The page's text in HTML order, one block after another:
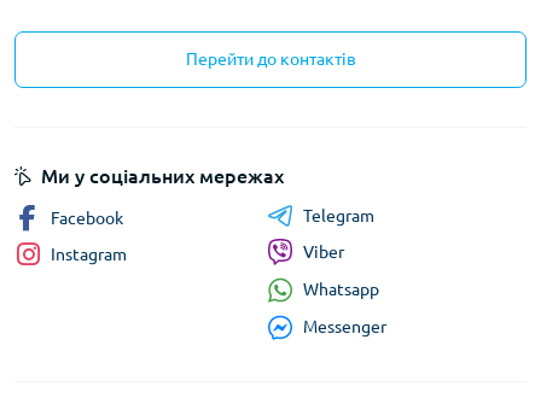
Перейти до контактів
Ми у соціальних мережах
Facebook
Instagram
Telegram
Viber
Whatsapp
Messenger